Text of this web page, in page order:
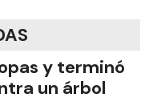
y terminó
un árbol